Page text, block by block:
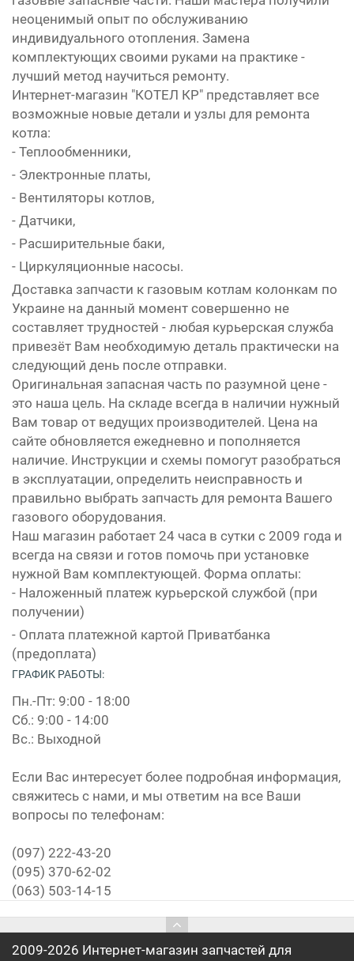
неоценимый опыт по обслуживанию
индивидуального отопления. Замена
комплектующих своими руками на практике -
лучший метод научиться ремонту.
Интернет-магазин "КОТЕЛ КР" представляет все
возможные новые детали и узлы для ремонта
котла:
- Теплообменники,
- Электронные платы,
- Вентиляторы котлов,
- Датчики,
- Расширительные баки,
- Циркуляционные насосы.
Доставка запчасти к газовым котлам колонкам по
Украине на данный момент совершенно не
составляет трудностей - любая курьерская служба
привезёт Вам необходимую деталь практически на
следующий день после отправки.
Оригинальная запасная часть по разумной цене -
это наша цель. На складе всегда в наличии нужный
Вам товар от ведущих производителей. Цена на
сайте обновляется ежедневно и пополняется
наличие. Инструкции и схемы помогут разобраться
в эксплуатации, определить неисправность и
правильно выбрать запчасть для ремонта Вашего
газового оборудования.
Наш магазин работает 24 часа в сутки с 2009 года и
всегда на связи и готов помочь при установке
нужной Вам комплектующей. Форма оплаты:
- Наложенный платеж курьерской службой (при
получении)
- Оплата платежной картой Приватбанка
(предоплата)
ГРАФИК РАБОТЫ:
Пн.-Пт: 9:00 - 18:00
Сб.: 9:00 - 14:00
Вс.: Выходной
Если Вас интересует более подробная информация,
свяжитесь с нами, и мы ответим на все Ваши
вопросы по телефонам:
(097) 222-43-20
(095) 370-62-02
(063) 503-14-15
2009-2026 Интернет-магазин запчастей для